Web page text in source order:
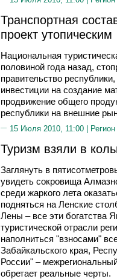
Транспортная
проект утопическим
Национальная
половиной года назад,
правительство
инвестиции на создание
продвижение общего
республики на внешние
15 Июля 2010, 11:00 |
Туризм взяли в
Заглянуть в
увидеть сокровища
среди жаркого лета
подняться на Ленские
Лены – все эти богатства
туристической отрасли
наполниться "взносами"
Забайкальского края,
России" –
обретает реальные черты.